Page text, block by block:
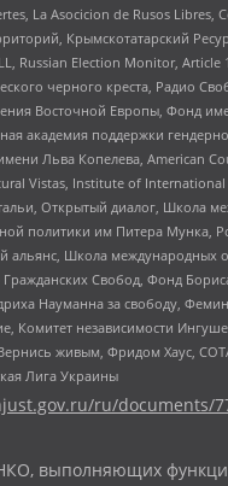
La Asocicion de Rusos Libres,
Крымскотатарский
Russian Election Monitor, Article
черного креста, Радио
Восточной Европы, Фонд
академия поддержки
Льва Копелева, American
Vistas, Institute of International
Открытый диалог, Школа
политики им Питера Мунка,
альянс, Школа международных
Свобод, Фонд
Науманна за свободу,
Комитет независимости
живым, Фридом Хаус,
Лига Украины
ru/documents/
выполняющих